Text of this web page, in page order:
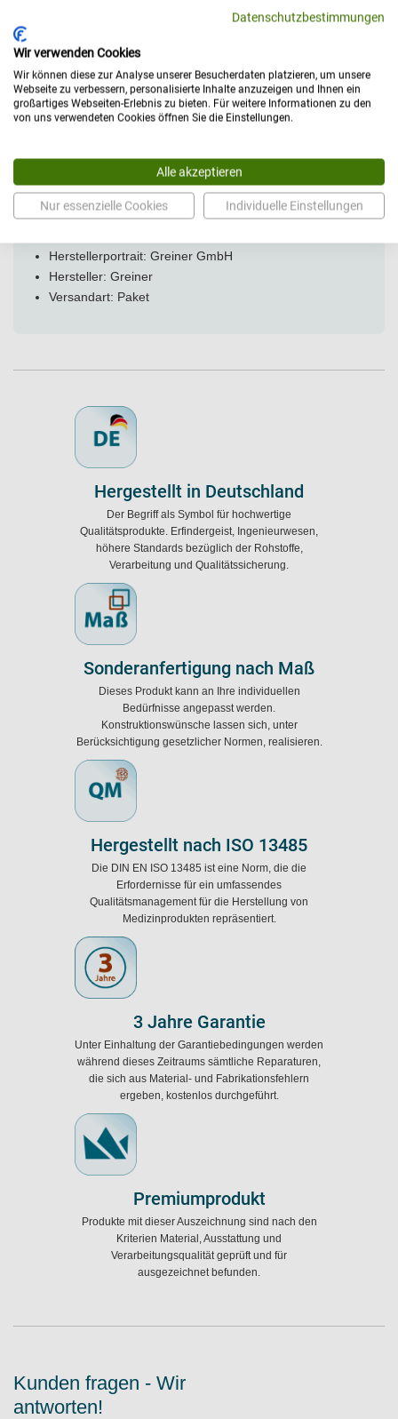
Gewicht: 12 kg
Montage: Komplett montiert geliefert
Technische Daten
Herstellerportrait: Greiner GmbH
Hersteller: Greiner
Versandart: Paket
Hergestellt in Deutschland
Der Begriff als Symbol für hochwertige
Qualitätsprodukte. Erfindergeist, Ingenieurwesen,
höhere Standards bezüglich der Rohstoffe,
Verarbeitung und Qualitätssicherung.
Sonderanfertigung nach Maß
Dieses Produkt kann an Ihre individuellen
Bedürfnisse angepasst werden.
Konstruktionswünsche lassen sich, unter
Berücksichtigung gesetzlicher Normen, realisieren.
Hergestellt nach ISO 13485
Die DIN EN ISO 13485 ist eine Norm, die die
Erfordernisse für ein umfassendes
Qualitätsmanagement für die Herstellung von
Medizinprodukten repräsentiert.
3 Jahre Garantie
Unter Einhaltung der Garantiebedingungen werden
während dieses Zeitraums sämtliche Reparaturen,
die sich aus Material- und Fabrikationsfehlern
ergeben, kostenlos durchgeführt.
Premiumprodukt
Produkte mit dieser Auszeichnung sind nach den
Kriterien Material, Ausstattung und
Verarbeitungsqualität geprüft und für
ausgezeichnet befunden.
Kunden fragen - Wir
antworten!
Datenschutzbestimmungen
Wir verwenden Cookies
Wir können diese zur Analyse unserer Besucherdaten platzieren, um unsere
Webseite zu verbessern, personalisierte Inhalte anzuzeigen und Ihnen ein
großartiges Webseiten-Erlebnis zu bieten. Für weitere Informationen zu den
von uns verwendeten Cookies öffnen Sie die Einstellungen.
Alle akzeptieren
Nur essenzielle Cookies Individuelle Einstellungen